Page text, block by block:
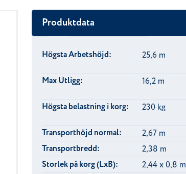
Produktdata
Högsta Arbetshöjd: 25,6 m
Max Utligg: 16,2 m
Högsta belastning i korg: 230 kg
Transporthöjd normal: 2,67 m
Transportbredd: 2,38 m
Storlek på korg (LxB): 2,44 x 0,8 m